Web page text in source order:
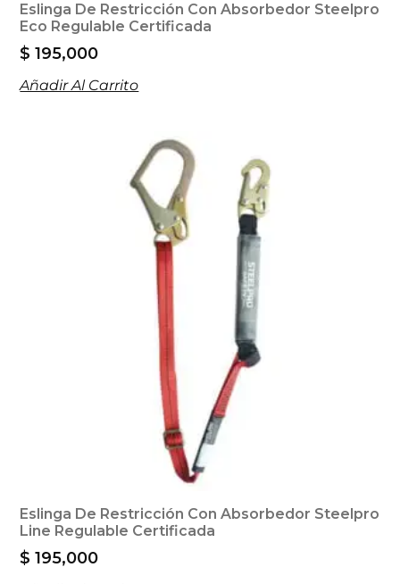
Eslinga De Restricción Con Absorbedor Steelpro
Eco Regulable Certificada
$ 195,000
Añadir Al Carrito
Eslinga De Restricción Con Absorbedor Steelpro
Line Regulable Certificada
$ 195,000